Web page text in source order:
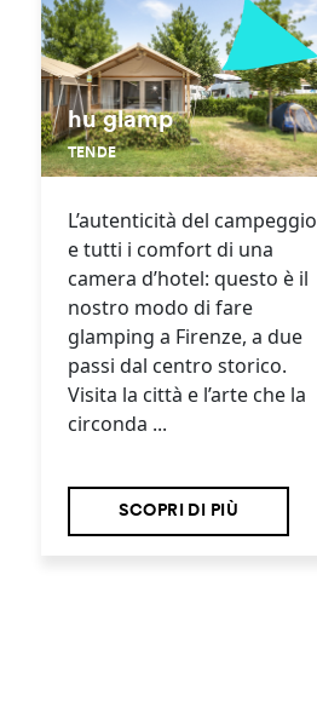
hu glamp
TENDE
L’autenticità del campeggio
e tutti i comfort di una
camera d’hotel: questo è il
nostro modo di fare
glamping a Firenze, a due
passi dal centro storico.
Visita la città e l’arte che la
circonda ...
SCOPRI DI PIÙ